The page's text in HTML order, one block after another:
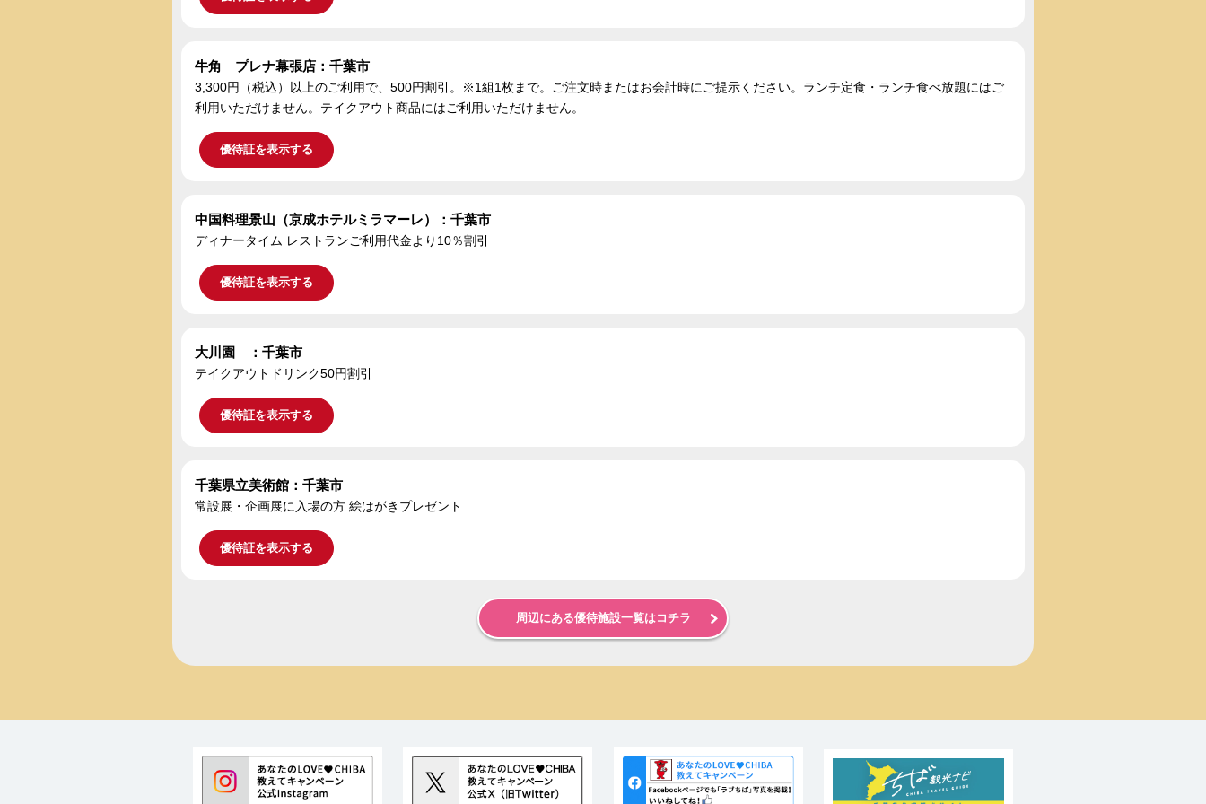
牛角 プレナ幕張店：千葉市
3,300円（税込）以上のご利用で、500円割引。※1組1枚まで。ご注文時またはお会計時にご提示ください。ランチ定食・ランチ食べ放題にはご
利用いただけません。テイクアウト商品にはご利用いただけません。
優待証を表示する
中国料理景山（京成ホテルミラマーレ）：千葉市
ディナータイム レストランご利用代金より10％割引
優待証を表示する
大川園 ：千葉市
テイクアウトドリンク50円割引
優待証を表示する
千葉県立美術館：千葉市
常設展・企画展に入場の方 絵はがきプレゼント
優待証を表示する
周辺にある優待施設一覧はコチラ